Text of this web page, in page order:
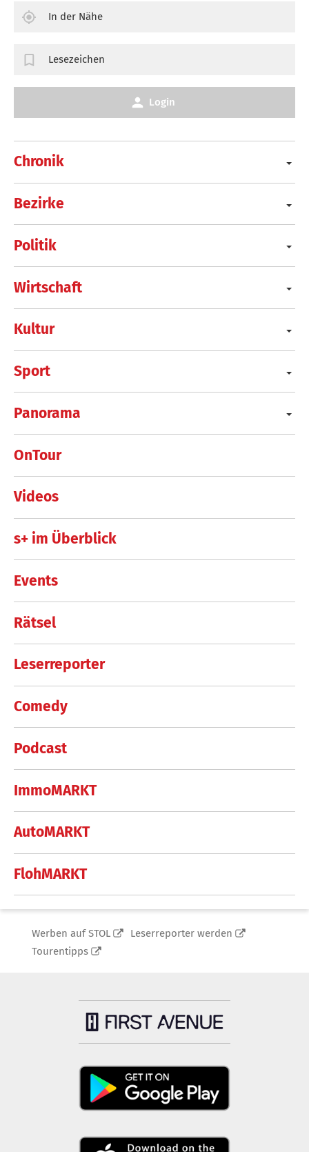
Chronik
Bezirke
Politik
Wirtschaft
Kultur
Sport
Panorama
OnTour
Videos
s+ im Überblick
Events
Rätsel
Leserreporter
Comedy
Podcast
ImmoMARKT
AutoMARKT
FlohMARKT
In der Nähe
Lesezeichen
Login
Werben auf STOL
Leserreporter werden
Tourentipps